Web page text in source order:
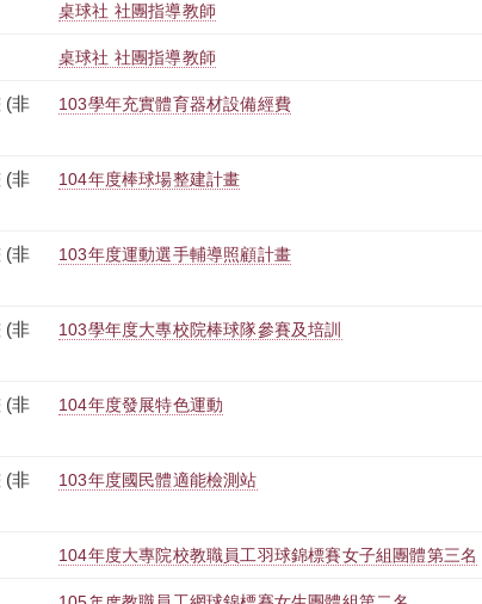
桌球社 社團指導教師
桌球社 社團指導教師
(非
103學年充實體育器材設備經費
(非
104年度棒球場整建計畫
(非
103年度運動選手輔導照顧計畫
(非
103學年度大專校院棒球隊參賽及培訓
(非
104年度發展特色運動
(非
103年度國民體適能檢測站
104年度大專院校教職員工羽球錦標賽女子組團體第三名